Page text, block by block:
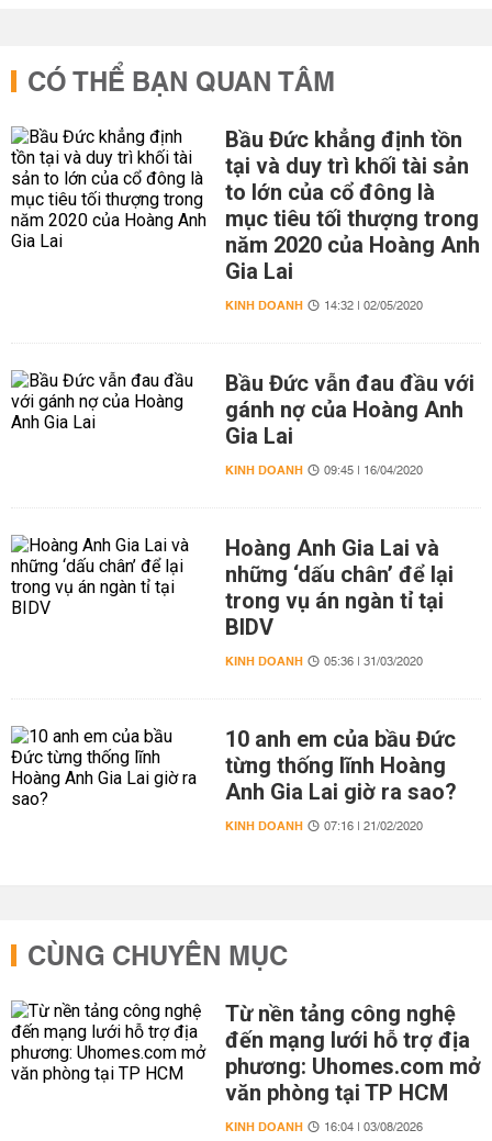
CÓ THỂ BẠN QUAN TÂM
Bầu Đức khẳng định tồn
tại và duy trì khối tài sản
to lớn của cổ đông là
mục tiêu tối thượng trong
năm 2020 của Hoàng Anh
Gia Lai
KINH DOANH 14:32 | 02/05/2020
Bầu Đức vẫn đau đầu với
gánh nợ của Hoàng Anh
Gia Lai
KINH DOANH 09:45 | 16/04/2020
Hoàng Anh Gia Lai và
những ‘dấu chân’ để lại
trong vụ án ngàn tỉ tại
BIDV
KINH DOANH 05:36 | 31/03/2020
10 anh em của bầu Đức
từng thống lĩnh Hoàng
Anh Gia Lai giờ ra sao?
KINH DOANH 07:16 | 21/02/2020
CÙNG CHUYÊN MỤC
Từ nền tảng công nghệ
đến mạng lưới hỗ trợ địa
phương: Uhomes.com mở
văn phòng tại TP HCM
KINH DOANH 16:04 | 03/08/2026